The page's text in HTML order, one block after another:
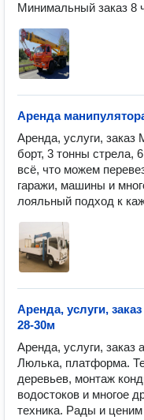
Минимальный заказ 8
Аренда
Аренда, услуги, заказ
борт, 3 тонны стрела,
всё, что можем
гаражи, машины и
лояльный подход к
Аренда, услуги,
28-30м
Аренда, услуги,
Люлька, платформа.
деревьев, монтаж
водостоков и многое
техника. Рады и ценим